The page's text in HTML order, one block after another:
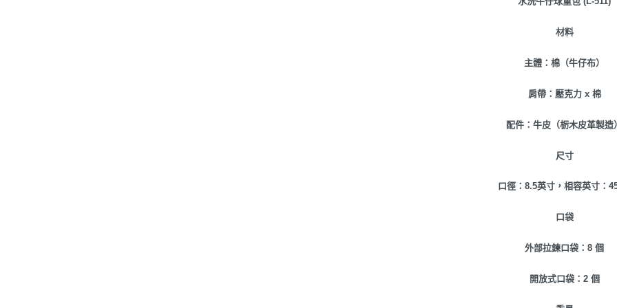
材料
主體：棉（牛仔布）
肩帶：壓克力 x 棉
配件：牛皮（栃木皮革製造
尺寸
口徑：8.5英寸，相容英寸：
口袋
外部拉鍊口袋：8 個
開放式口袋：2 個